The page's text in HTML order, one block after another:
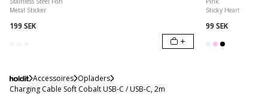
Metal Sticker
199 SEK
+
Sticky Heart
99 SEK
Accessoires Opladers
Charging Cable Soft Cobalt USB-C / USB-C, 2m